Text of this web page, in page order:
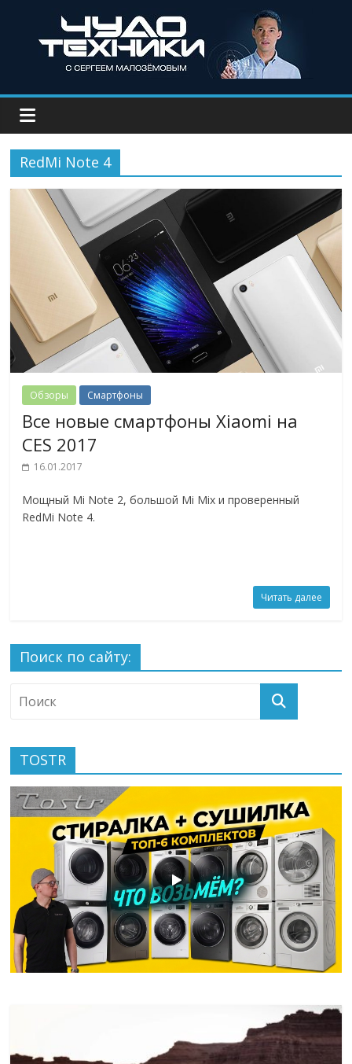
RedMi Note 4
Обзоры Смартфоны
Все новые смартфоны Xiaomi на
CES 2017
16.01.2017
Мощный Mi Note 2, большой Mi Mix и проверенный
RedMi Note 4.
Читать далее
Поиск по сайту:
TOSTR